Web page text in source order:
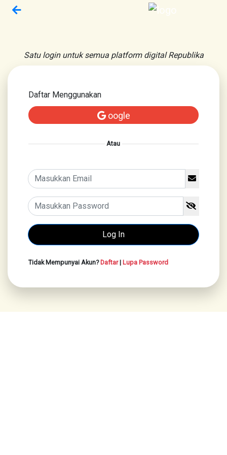
Satu login untuk semua platform digital Republika
Daftar Menggunakan
oogle
Atau
Tidak Mempunyai Akun?Daftar| Lupa Password